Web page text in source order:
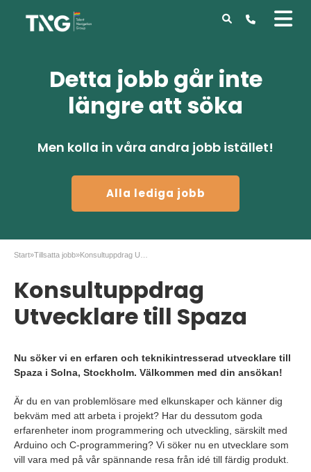
Detta jobb går inte
längre att söka
Men kolla in våra andra jobb istället!
Alla lediga jobb
Start»Tillsatta jobb»
Konsultuppdrag
Utvecklare till Spaza
Nu söker vi en erfaren och teknikintresserad utvecklare till
Spaza i Solna, Stockholm. Välkommen med din ansökan!
Är du en van problemlösare med elkunskaper och känner dig
bekväm med att arbeta i projekt? Har du dessutom goda
erfarenheter inom programmering och utveckling, särskilt med
Arduino och C-programmering? Vi söker nu en utvecklare som
vill vara med på vår spännande resa från idé till färdig produkt.